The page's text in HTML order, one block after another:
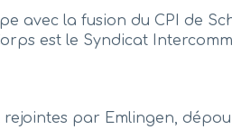
avec la fusion du CPI de
est le Syndicat
rejointes par Emlingen,